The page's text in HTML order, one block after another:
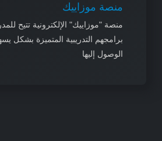
منصة موزاييك
منصة "موزاييك" الإلكترونية تتيح
برامجهم التدريبية المتميزة بشكل
الوصول إليها